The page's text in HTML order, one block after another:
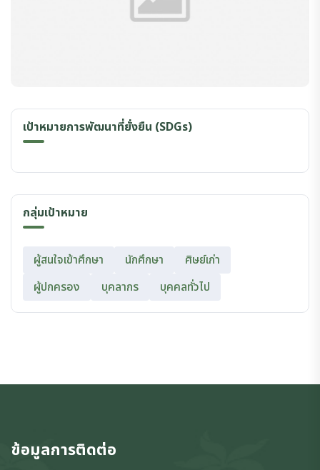
เป้าหมายการพัฒนาที่ยั่งยืน (SDGs)
กลุ่มเป้าหมาย
ผู้สนใจเข้าศึกษา นักศึกษา
ศิษย์เก่า
ผู้ปกครอง
บุคลากร บุคคลทั่วไป
ข้อมูลการติดต่อ